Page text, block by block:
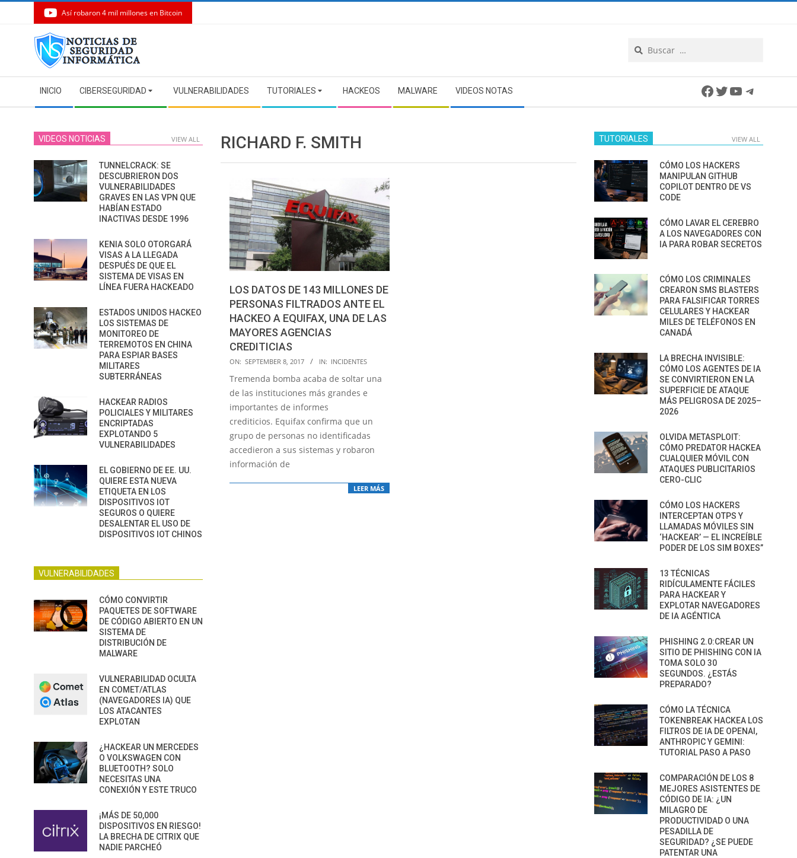
Así robaron 4 mil millones en Bitcoin
Navigation
Menu
INICIO CIBERSEGURIDAD VULNERABILIDADES TUTORIALES HACKEOS MALWARE VIDEOS NOTAS Facebook
Twitter
YouTube
RICHARD F. SMITH
LOS DATOS DE 143 MILLONES DE
PERSONAS FILTRADOS ANTE EL
HACKEO A EQUIFAX, UNA DE LAS
MAYORES AGENCIAS
CREDITICIAS
2017-
09-
08
ON: SEPTEMBER 8, 2017 IN: INCIDENTES
Tremenda bomba acaba de soltar una
de las instituciones más grandes e
importantes de informes
crediticios. Equifax confirma que un
grupo de personas no identificadas
accedieron a sus sistemas y robaron
información de
LEER MÁS
VIDEOS NOTICIAS VIEW ALL
TUNNELCRACK: SE
DESCUBRIERON DOS
VULNERABILIDADES
GRAVES EN LAS VPN QUE
HABÍAN ESTADO
INACTIVAS DESDE 1996
KENIA SOLO OTORGARÁ
VISAS A LA LLEGADA
DESPUÉS DE QUE EL
SISTEMA DE VISAS EN
LÍNEA FUERA HACKEADO
ESTADOS UNIDOS HACKEO
LOS SISTEMAS DE
MONITOREO DE
TERREMOTOS EN CHINA
PARA ESPIAR BASES
MILITARES
SUBTERRÁNEAS
HACKEAR RADIOS
POLICIALES Y MILITARES
ENCRIPTADAS
EXPLOTANDO 5
VULNERABILIDADES
EL GOBIERNO DE EE. UU.
QUIERE ESTA NUEVA
ETIQUETA EN LOS
DISPOSITIVOS IOT
SEGUROS O QUIERE
DESALENTAR EL USO DE
DISPOSITIVOS IOT CHINOS
VULNERABILIDADES
CÓMO CONVIRTIR
PAQUETES DE SOFTWARE
DE CÓDIGO ABIERTO EN UN
SISTEMA DE
DISTRIBUCIÓN DE
MALWARE
VULNERABILIDAD OCULTA
EN COMET/ATLAS
(NAVEGADORES IA) QUE
LOS ATACANTES
EXPLOTAN
¿HACKEAR UN MERCEDES
O VOLKSWAGEN CON
BLUETOOTH? SOLO
NECESITAS UNA
CONEXIÓN Y ESTE TRUCO
¡MÁS DE 50,000
DISPOSITIVOS EN RIESGO!
LA BRECHA DE CITRIX QUE
NADIE PARCHEÓ
TUTORIALES VIEW ALL
CÓMO LOS HACKERS
MANIPULAN GITHUB
COPILOT DENTRO DE VS
CODE
CÓMO LAVAR EL CEREBRO
A LOS NAVEGADORES CON
IA PARA ROBAR SECRETOS
CÓMO LOS CRIMINALES
CREARON SMS BLASTERS
PARA FALSIFICAR TORRES
CELULARES Y HACKEAR
MILES DE TELÉFONOS EN
CANADÁ
LA BRECHA INVISIBLE:
CÓMO LOS AGENTES DE IA
SE CONVIRTIERON EN LA
SUPERFICIE DE ATAQUE
MÁS PELIGROSA DE 2025–
2026
OLVIDA METASPLOIT:
CÓMO PREDATOR HACKEA
CUALQUIER MÓVIL CON
ATAQUES PUBLICITARIOS
CERO-CLIC
CÓMO LOS HACKERS
INTERCEPTAN OTPS Y
LLAMADAS MÓVILES SIN
‘HACKEAR’ — EL INCREÍBLE
PODER DE LOS SIM BOXES”
13 TÉCNICAS
RIDÍCULAMENTE FÁCILES
PARA HACKEAR Y
EXPLOTAR NAVEGADORES
DE IA AGÉNTICA
PHISHING 2.0:CREAR UN
SITIO DE PHISHING CON IA
TOMA SOLO 30
SEGUNDOS. ¿ESTÁS
PREPARADO?
CÓMO LA TÉCNICA
TOKENBREAK HACKEA LOS
FILTROS DE IA DE OPENAI,
ANTHROPIC Y GEMINI:
TUTORIAL PASO A PASO
COMPARACIÓN DE LOS 8
MEJORES ASISTENTES DE
CÓDIGO DE IA: ¿UN
MILAGRO DE
PRODUCTIVIDAD O UNA
PESADILLA DE
SEGURIDAD? ¿SE PUEDE
PATENTAR UNA